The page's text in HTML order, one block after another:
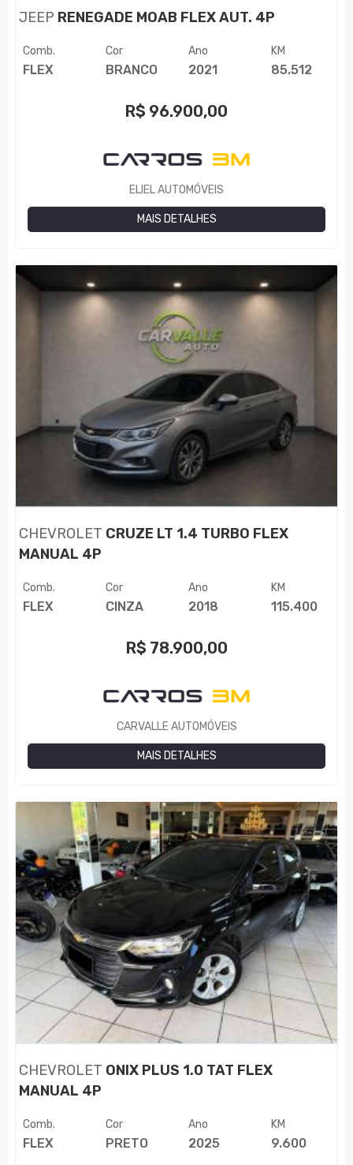
JEEP RENEGADE MOAB FLEX AUT. 4P
Comb.
FLEX
Cor
BRANCO
Ano
2021
KM
85.512
R$ 96.900,00
ELIEL AUTOMÓVEIS
MAIS DETALHES
CHEVROLET CRUZE LT 1.4 TURBO FLEX
MANUAL 4P
Comb.
FLEX
Cor
CINZA
Ano
2018
KM
115.400
R$ 78.900,00
CARVALLE AUTOMÓVEIS
MAIS DETALHES
CHEVROLET ONIX PLUS 1.0 TAT FLEX
MANUAL 4P
Comb.
FLEX
Cor
PRETO
Ano
2025
KM
9.600